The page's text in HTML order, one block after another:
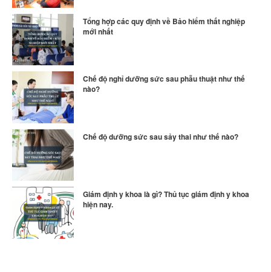
Tổng hợp các quy định về Bảo hiểm thất nghiệp
mới nhất
Chế độ nghỉ dưỡng sức sau phẫu thuật như thế
nào?
Chế độ dưỡng sức sau sảy thai như thế nào?
Giám định y khoa là gì? Thủ tục giám định y khoa
hiện nay.